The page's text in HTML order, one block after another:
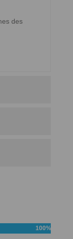
des
100%